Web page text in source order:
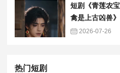
短剧《青莲农
禽是上古凶兽
免费在线观看全
2026-07-26
热门短剧